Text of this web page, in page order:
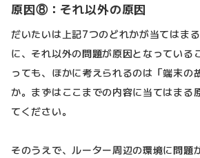
原因⑧：それ以外の原因
だいたいは上記7つのどれかが当てはま
に、それ以外の問題が原因となっている
っても、ほかに考えられるのは「端末の
か。まずはここまでの内容に当てはまる
てください。
そのうえで、ルーター周辺の環境に問題